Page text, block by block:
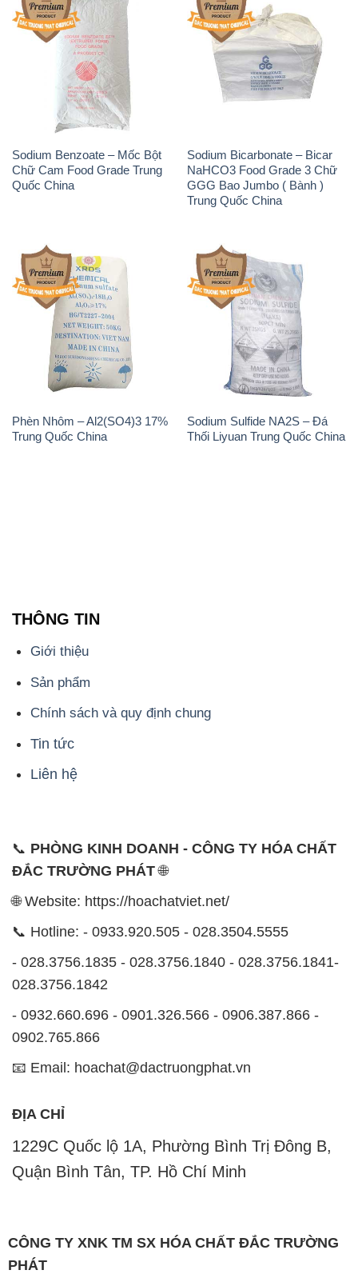
Sodium Benzoate – Mốc Bột
Chữ Cam Food Grade Trung
Quốc China
Sodium Bicarbonate – Bicar
NaHCO3 Food Grade 3 Chữ
GGG Bao Jumbo ( Bành )
Trung Quốc China
Phèn Nhôm – Al2(SO4)3 17%
Trung Quốc China
Sodium Sulfide NA2S – Đá
Thối Liyuan Trung Quốc China
THÔNG TIN
Giới thiệu
Sản phẩm
Chính sách và quy định chung
Tin tức
Liên hệ
📞 PHÒNG KINH DOANH - CÔNG TY HÓA CHẤT
ĐẮC TRƯỜNG PHÁT🌐
🌐 Website: https://hoachatviet.net/
📞 Hotline: - 0933.920.505 - 028.3504.5555
- 028.3756.1835 - 028.3756.1840 - 028.3756.1841-
028.3756.1842
- 0932.660.696 - 0901.326.566 - 0906.387.866 -
0902.765.866
📧 Email: hoachat@dactruongphat.vn
ĐỊA CHỈ
1229C Quốc lộ 1A, Phường Bình Trị Đông B,
Quận Bình Tân, TP. Hồ Chí Minh
CÔNG TY XNK TM SX HÓA CHẤT ĐẮC TRƯỜNG
PHÁT